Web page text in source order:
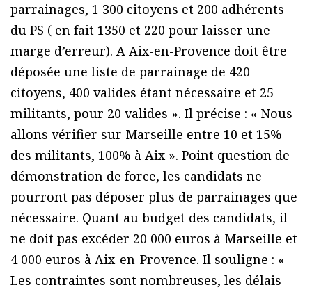
parrainages, 1 300 citoyens et 200 adhérents
du PS ( en fait 1350 et 220 pour laisser une
marge d’erreur). A Aix-en-Provence doit être
déposée une liste de parrainage de 420
citoyens, 400 valides étant nécessaire et 25
militants, pour 20 valides ». Il précise : « Nous
allons vérifier sur Marseille entre 10 et 15%
des militants, 100% à Aix ». Point question de
démonstration de force, les candidats ne
pourront pas déposer plus de parrainages que
nécessaire. Quant au budget des candidats, il
ne doit pas excéder 20 000 euros à Marseille et
4 000 euros à Aix-en-Provence. Il souligne : «
Les contraintes sont nombreuses, les délais